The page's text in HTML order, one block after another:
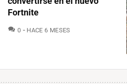
Fortnite
0 COMENTARIOS
HACE 6 MESES